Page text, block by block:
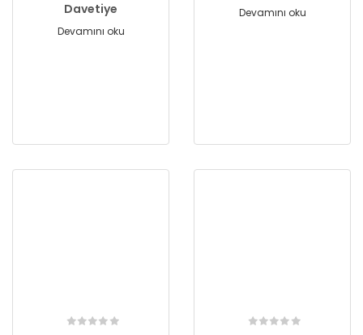
Davetiye
Devamını oku
Devamını oku